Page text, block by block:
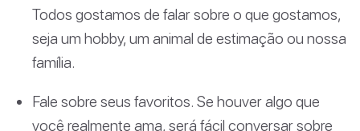
Todos gostamos de falar sobre o que gostamos,
seja um hobby, um animal de estimação ou nossa
família.
Fale sobre seus favoritos. Se houver algo que
você realmente ama, será fácil conversar sobre